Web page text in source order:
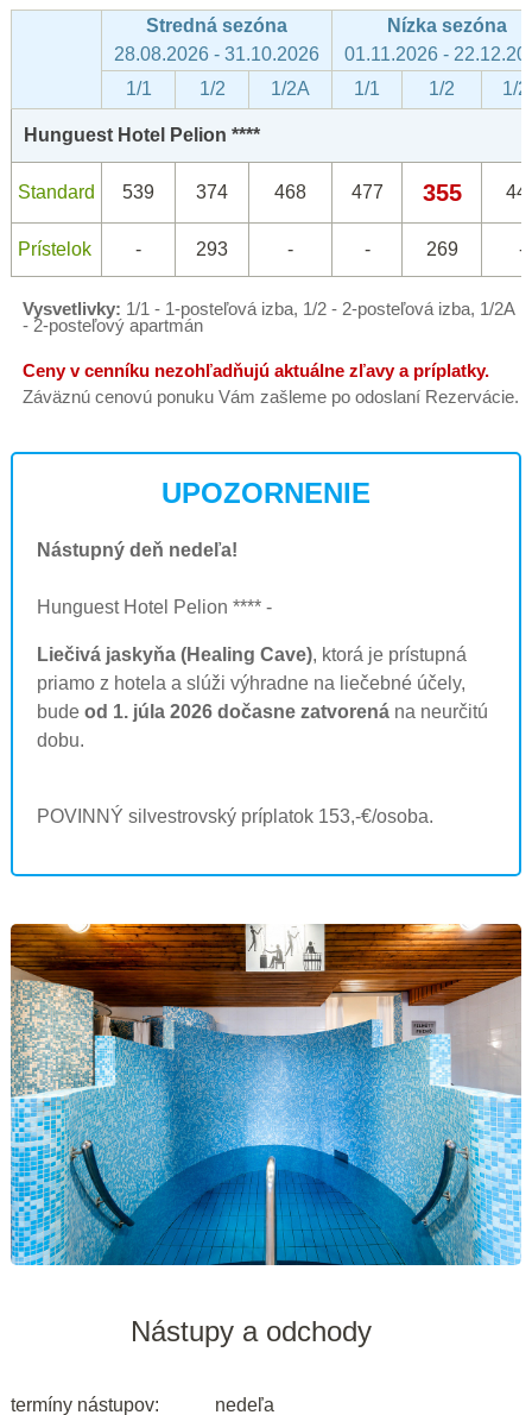
Stredná sezóna
28.08.2026 - 31.10.2026
Nízka sezóna
01.11.2026 -
1/1
1/2 1/2A 1/1 1/2 1/
Hunguest Hotel Pelion ****
Standard 539 374 468 477 355
Prístelok - 293 - - 269 -
Vysvetlivky: 1/1 - 1-posteľová izba, 1/2 - 2-posteľová izba, 1/2A
- 2-posteľový apartmán
Ceny v cenníku nezohľadňujú aktuálne zľavy a príplatky.
Záväznú cenovú ponuku Vám zašleme po odoslaní Rezervácie.
UPOZORNENIE
Nástupný deň nedeľa!
Hunguest Hotel Pelion **** -
Liečivá jaskyňa (Healing Cave), ktorá je prístupná
priamo z hotela a slúži výhradne na liečebné účely,
bude od 1. júla 2026 dočasne zatvorená na neurčitú
dobu.
POVINNÝ silvestrovský príplatok 153,-€/osoba.
Nástupy a odchody
termíny nástupov: nedeľa